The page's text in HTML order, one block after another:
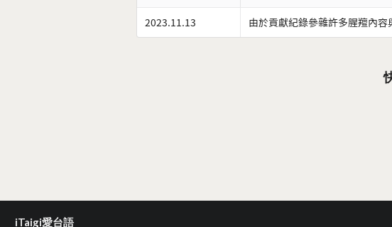
2023.11.13 由於貢獻紀錄參雜許多腥羶內
iTaigi愛台語